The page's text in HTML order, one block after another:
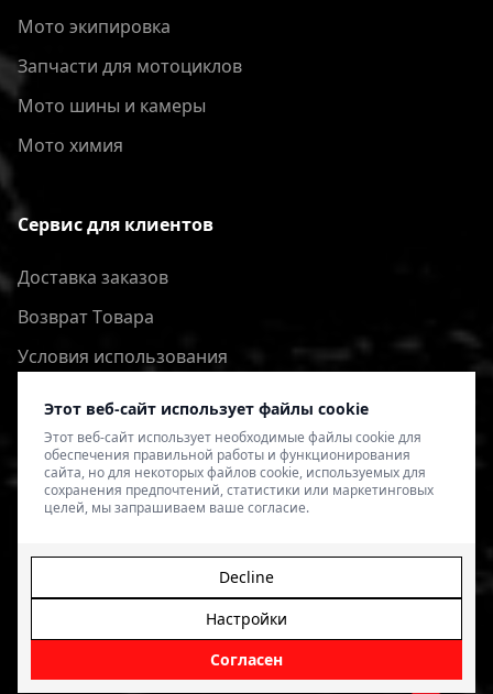
Этот веб-сайт использует файлы cookie
Этот веб-сайт использует необходимые файлы cookie для
обеспечения правильной работы и функционирования
сайта, но для некоторых файлов cookie, используемых для
сохранения предпочтений, статистики или маркетинговых
целей, мы запрашиваем ваше согласие.
Согласен
Настройки
Decline
Мото экипировка
Запчасти для мотоциклов
Мото шины и камеры
Мото химия
Сервис для клиентов
Доставка заказов
Bозврат Tовара
Условия использования
Политика конфиденциальности
© 2026 4SPEED.LV. Visas tiesības aizsargātas.
veikala izveide - Magecode.